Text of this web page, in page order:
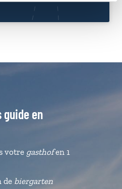
guide en
votre gasthofen 1
de biergarten